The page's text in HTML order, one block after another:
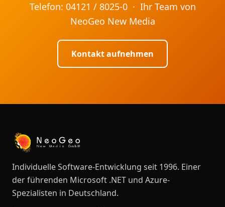
Telefon: 04121 / 8025-0 · Ihr Team von
NeoGeo New Media
Kontakt aufnehmen
Individuelle Software-Entwicklung seit 1996. Einer
der führenden Microsoft .NET und Azure-
Spezialisten in Deutschland.